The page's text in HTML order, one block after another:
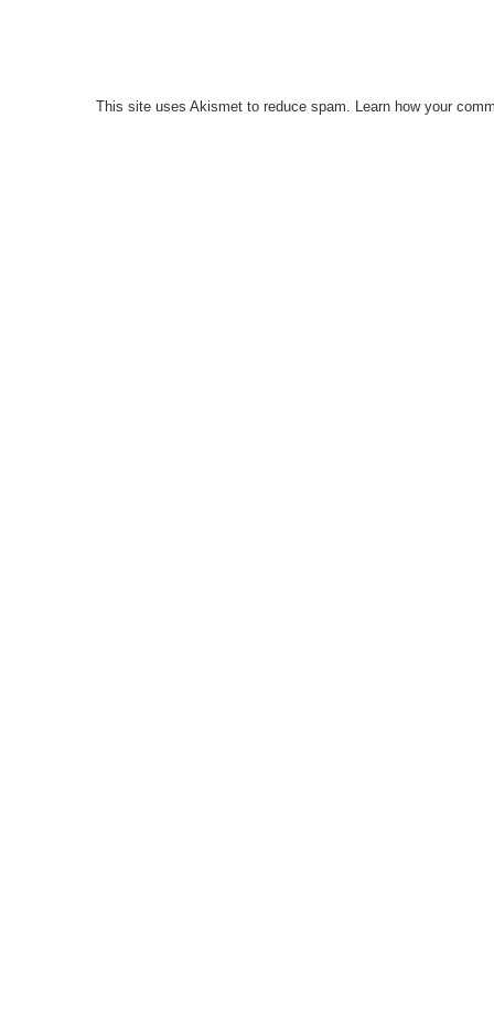
This site uses Akismet to reduce spam. Learn how your